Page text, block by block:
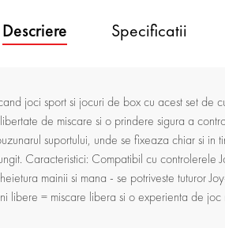
Descriere Specificatii
joci sport si jocuri de box cu acest set
de miscare si o prindere sigura a
suportului, unde se fixeaza chiar si
Caracteristici: Compatibil cu
mainii si mana - se potriveste tuturor
libere = miscare libera si o experienta de joc